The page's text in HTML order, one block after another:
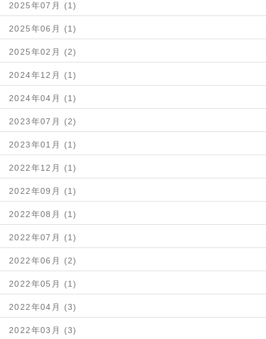
2025年07月 (1)
2025年06月 (1)
2025年02月 (2)
2024年12月 (1)
2024年04月 (1)
2023年07月 (2)
2023年01月 (1)
2022年12月 (1)
2022年09月 (1)
2022年08月 (1)
2022年07月 (1)
2022年06月 (2)
2022年05月 (1)
2022年04月 (3)
2022年03月 (3)